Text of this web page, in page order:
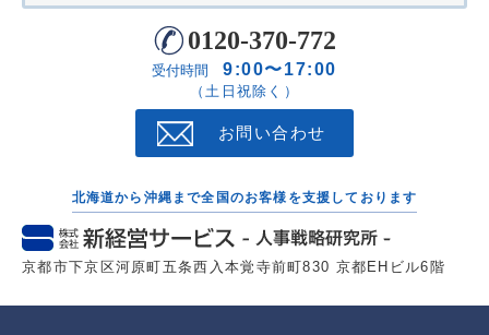
0120-370-772
受付時間 9:00〜17:00
（土日祝除く）
お問い合わせ
北海道から沖縄まで全国のお客様を支援しております
京都市下京区河原町五条西入本覚寺前町830 京都EHビル6階